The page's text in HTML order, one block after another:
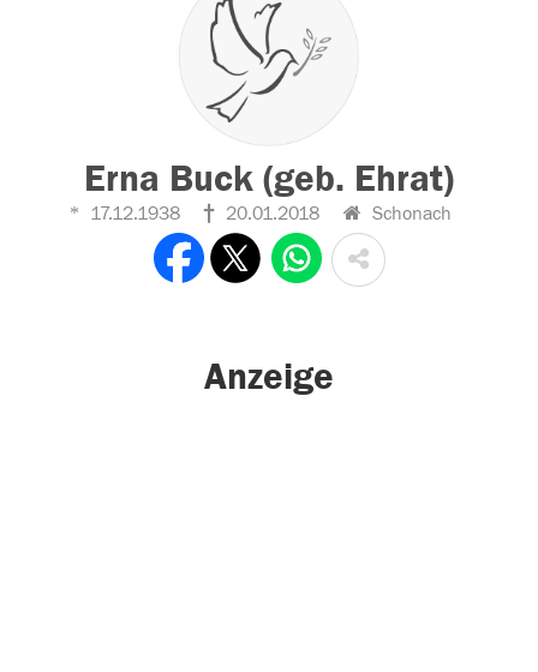
Erna Buck (geb. Ehrat)
17.12.1938 20.01.2018 Schonach
Anzeige